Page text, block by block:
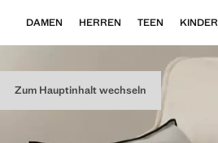
Zum Hauptinhalt wechseln
DAMEN HERREN TEEN KINDER